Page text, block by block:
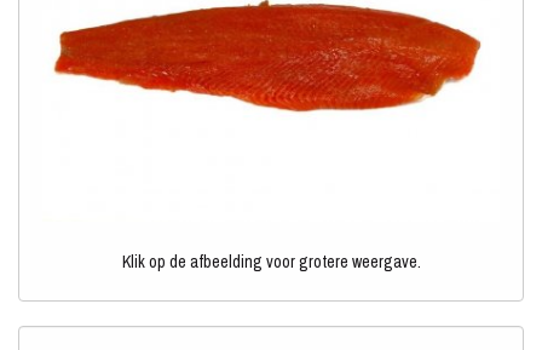
Klik op de afbeelding voor grotere weergave.